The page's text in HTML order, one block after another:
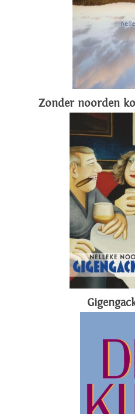
Zonder noorden